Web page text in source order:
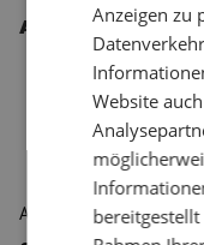
Andere
Alkohol 96%, 1 Liter
Anzeigen zu
Website